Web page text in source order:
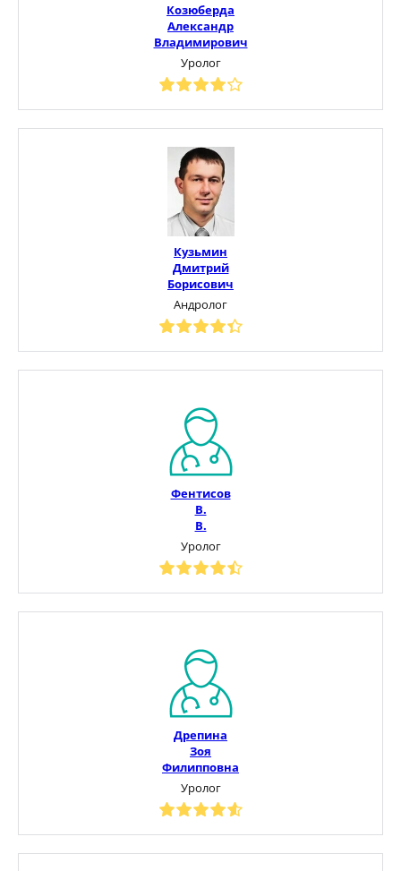
Козюберда
Александр
Владимирович
Уролог
Кузьмин
Дмитрий
Борисович
Андролог
Фентисов
В.
В.
Уролог
Дрепина
Зоя
Филипповна
Уролог